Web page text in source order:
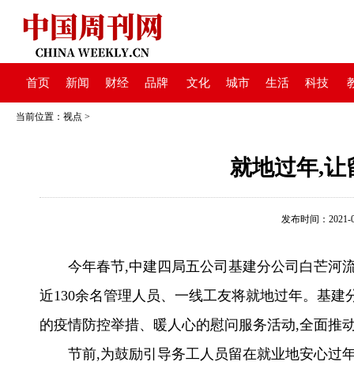
首页 新闻 财经 品牌 文化 城市 生活 科技
当前位置： 视点 >
就地过年,让
发布时间：2021-
今年春节,中建四局五公司基建分公司白芒河
近130余名管理人员、一线工友将就地过年。基
的疫情防控举措、暖人心的慰问服务活动,全面推
节前,为鼓励引导务工人员留在就业地安心过